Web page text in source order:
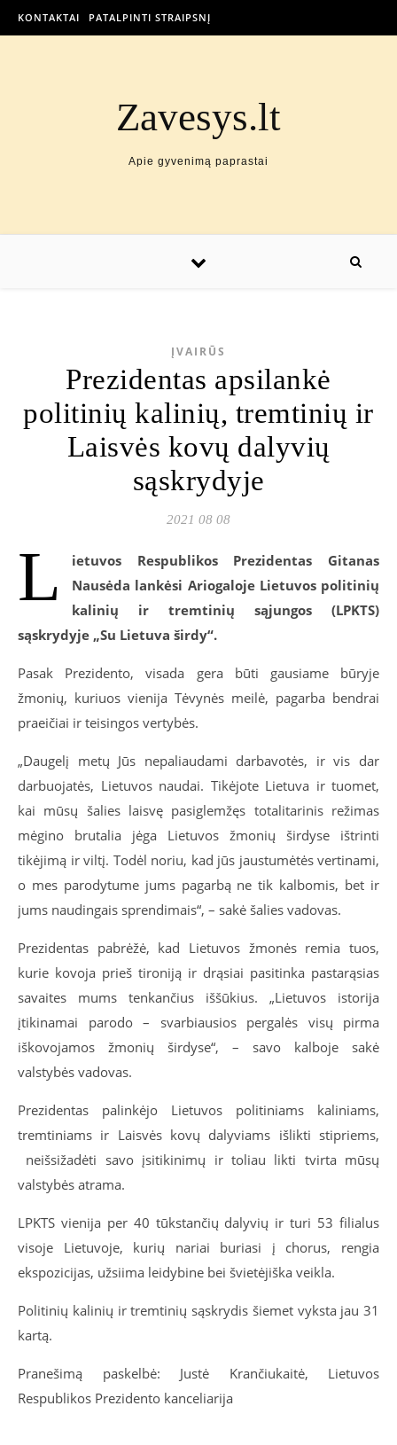
KONTAKTAI PATALPINTI STRAIPSNĮ
Zavesys.lt
Apie gyvenimą paprastai
ĮVAIRŪS
Prezidentas apsilankė
politinių kalinių, tremtinių ir
Laisvės kovų dalyvių
sąskrydyje
2021 08 08
L
ietuvos Respublikos Prezidentas Gitanas
Nausėda lankėsi Ariogaloje Lietuvos politinių
kalinių ir tremtinių sąjungos (LPKTS)
sąskrydyje „Su Lietuva širdy“.
Pasak Prezidento, visada gera būti gausiame būryje
žmonių, kuriuos vienija Tėvynės meilė, pagarba bendrai
praeičiai ir teisingos vertybės.
„Daugelį metų Jūs nepaliaudami darbavotės, ir vis dar
darbuojatės, Lietuvos naudai. Tikėjote Lietuva ir tuomet,
kai mūsų šalies laisvę pasiglemžęs totalitarinis režimas
mėgino brutalia jėga Lietuvos žmonių širdyse ištrinti
tikėjimą ir viltį. Todėl noriu, kad jūs jaustumėtės vertinami,
o mes parodytume jums pagarbą ne tik kalbomis, bet ir
jums naudingais sprendimais“, – sakė šalies vadovas.
Prezidentas pabrėžė, kad Lietuvos žmonės remia tuos,
kurie kovoja prieš tironiją ir drąsiai pasitinka pastarąsias
savaites mums tenkančius iššūkius. „Lietuvos istorija
įtikinamai parodo – svarbiausios pergalės visų pirma
iškovojamos žmonių širdyse“, – savo kalboje sakė
valstybės vadovas.
Prezidentas palinkėjo Lietuvos politiniams kaliniams,
tremtiniams ir Laisvės kovų dalyviams išlikti stipriems,
neišsižadėti savo įsitikinimų ir toliau likti tvirta mūsų
valstybės atrama.
LPKTS vienija per 40 tūkstančių dalyvių ir turi 53 filialus
visoje Lietuvoje, kurių nariai buriasi į chorus, rengia
ekspozicijas, užsiima leidybine bei švietėjiška veikla.
Politinių kalinių ir tremtinių sąskrydis šiemet vyksta jau 31
kartą.
Pranešimą paskelbė: Justė Krančiukaitė, Lietuvos
Respublikos Prezidento kanceliarija